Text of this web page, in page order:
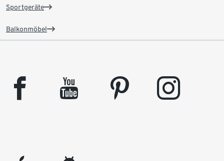
Sportgeräte
Balkonmöbel
facebook youtube pinterest instagram